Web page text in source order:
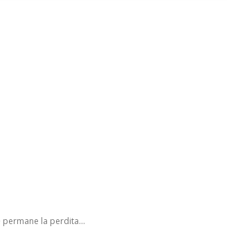
permane la perdita...